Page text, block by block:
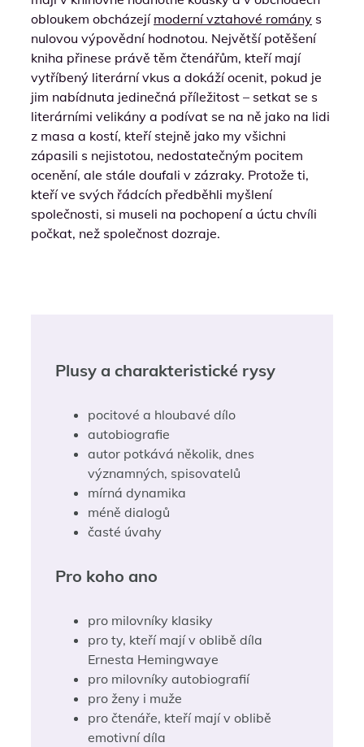
obloukem obcházejí moderní vztahové romány s
nulovou výpovědní hodnotou. Největší potěšení
kniha přinese právě těm čtenářům, kteří mají
vytříbený literární vkus a dokáží ocenit, pokud je
jim nabídnuta jedinečná příležitost – setkat se s
literárními velikány a podívat se na ně jako na lidi
z masa a kostí, kteří stejně jako my všichni
zápasili s nejistotou, nedostatečným pocitem
ocenění, ale stále doufali v zázraky. Protože ti,
kteří ve svých řádcích předběhli myšlení
společnosti, si museli na pochopení a úctu chvíli
počkat, než společnost dozraje.
Plusy a charakteristické rysy
pocitové a hloubavé dílo
autobiografie
autor potkává několik, dnes
významných, spisovatelů
mírná dynamika
méně dialogů
časté úvahy
Pro koho ano
pro milovníky klasiky
pro ty, kteří mají v oblibě díla
Ernesta Hemingwaye
pro milovníky autobiografií
pro ženy i muže
pro čtenáře, kteří mají v oblibě
emotivní díla